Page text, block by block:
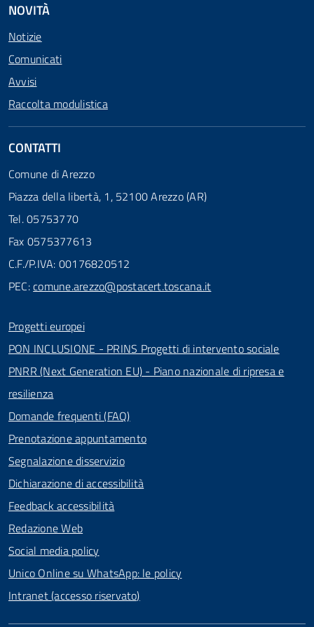
NOVITÀ
Notizie
Comunicati
Avvisi
Raccolta modulistica
CONTATTI
Comune di Arezzo
Piazza della libertà, 1, 52100 Arezzo (AR)
Tel. 05753770
Fax 0575377613
C.F./P.IVA: 00176820512
PEC:comune.arezzo@postacert.toscana.it
Progetti europei
PON INCLUSIONE - PRINS Progetti di intervento sociale
PNRR (Next Generation EU) - Piano nazionale di ripresa e
resilienza
Domande frequenti (FAQ)
Prenotazione appuntamento
Segnalazione disservizio
Dichiarazione di accessibilità
Feedback accessibilità
Redazione Web
Social media policy
Unico Online su WhatsApp: le policy
Intranet (accesso riservato)